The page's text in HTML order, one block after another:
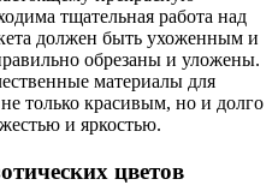
тщательная работа над
должен быть ухоженным и
обрезаны и уложены.
материалы для
только красивым, но и долго
и яркостью.
цветов